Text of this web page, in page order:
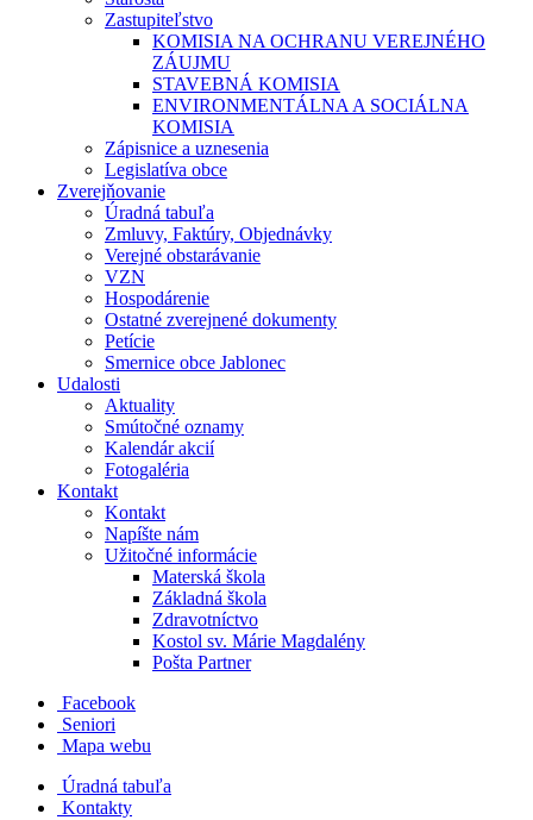
Zastupiteľstvo
KOMISIA NA OCHRANU VEREJNÉHO
ZÁUJMU
STAVEBNÁ KOMISIA
ENVIRONMENTÁLNA A SOCIÁLNA
KOMISIA
Zápisnice a uznesenia
Legislatíva obce
Zverejňovanie
Úradná tabuľa
Zmluvy, Faktúry, Objednávky
Verejné obstarávanie
VZN
Hospodárenie
Ostatné zverejnené dokumenty
Petície
Smernice obce Jablonec
Udalosti
Aktuality
Smútočné oznamy
Kalendár akcií
Fotogaléria
Kontakt
Kontakt
Napíšte nám
Užitočné informácie
Materská škola
Základná škola
Zdravotníctvo
Kostol sv. Márie Magdalény
Pošta Partner
Facebook
Seniori
Mapa webu
Úradná tabuľa
Kontakty